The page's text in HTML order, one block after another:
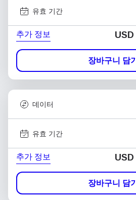
유효 기간
추가 정보 USD
장바구니 담기
데이터
유효 기간
추가 정보 USD
장바구니 담기